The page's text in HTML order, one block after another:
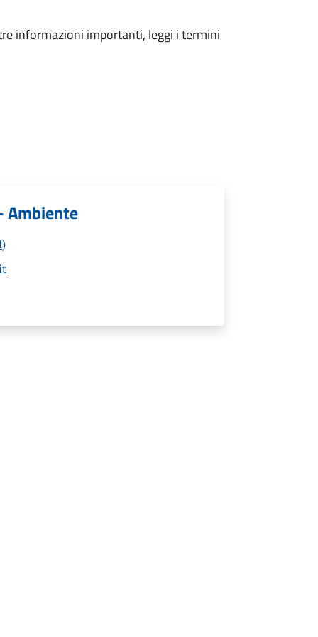
informazioni importanti, leggi i termini
Ambiente